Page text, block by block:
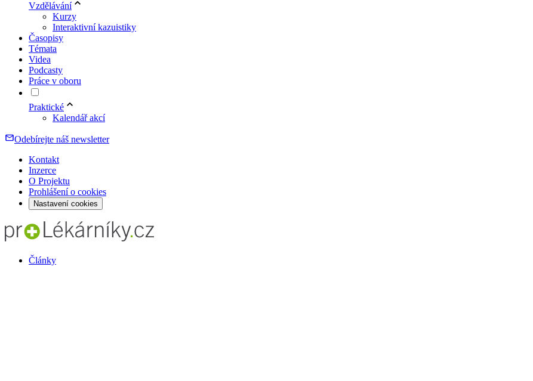
Vzdělávání
Kurzy
Interaktivní kazuistiky
Časopisy
Témata
Videa
Podcasty
Práce v oboru
Praktické
Kalendář akcí
Odebírejte náš newsletter
Kontakt
Inzerce
O Projektu
Prohlášení o cookies
Nastavení cookies
Články